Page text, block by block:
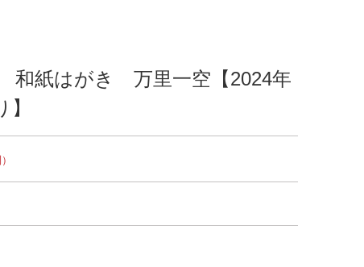
和紙はがき 万里一空【2024年